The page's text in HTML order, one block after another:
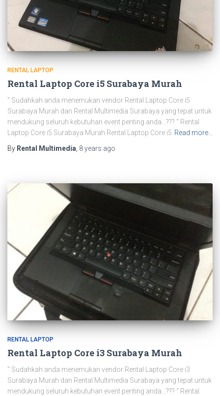
RENTAL LAPTOP
Rental Laptop Core i5 Surabaya Murah
” Sudahkah anda menemukan vendor Rental Laptop Core i5
Surabaya Murah dan Rental Multimedia Surabaya yang tepat untuk
mendukung seluruh kebutuhan event penting anda…??? “ Rental
Laptop Core i5 Surabaya Murah Rental Laptop Core i5 Read more…
By Rental Multimedia, 8 years ago
RENTAL LAPTOP
Rental Laptop Core i3 Surabaya Murah
” Sudahkah anda menemukan vendor Rental Laptop Core i3
Surabaya Murah dan Rental Multimedia Surabaya yang tepat untuk
mendukung seluruh kebutuhan event penting anda…??? “ Rental